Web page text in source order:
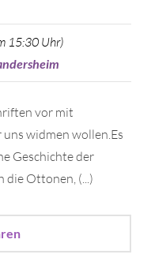
15:30 Uhr)
vor mit
widmen wollen.Es
Geschichte der
die Ottonen, (...)